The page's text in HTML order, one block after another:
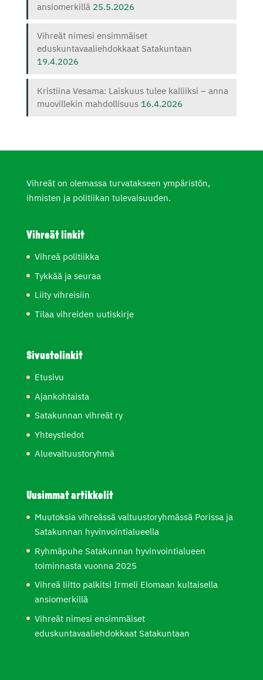
ansiomerkillä 25.5.2026
Vihreät nimesi ensimmäiset
eduskuntavaaliehdokkaat Satakuntaan
19.4.2026
Kristiina Vesama: Laiskuus tulee kalliiksi – anna
muovillekin mahdollisuus 16.4.2026
Vihreät on olemassa turvatakseen ympäristön,
ihmisten ja politiikan tulevaisuuden.
Vihreät linkit
Vihreä politiikka
Tykkää ja seuraa
Liity vihreisiin
Tilaa vihreiden uutiskirje
Sivustolinkit
Etusivu
Ajankohtaista
Satakunnan vihreät ry
Yhteystiedot
Aluevaltuustoryhmä
Uusimmat artikkelit
Muutoksia vihreässä valtuustoryhmässä Porissa ja
Satakunnan hyvinvointialueella
Ryhmäpuhe Satakunnan hyvinvointialueen
toiminnasta vuonna 2025
Vihreä liitto palkitsi Irmeli Elomaan kultaisella
ansiomerkillä
Vihreät nimesi ensimmäiset
eduskuntavaaliehdokkaat Satakuntaan